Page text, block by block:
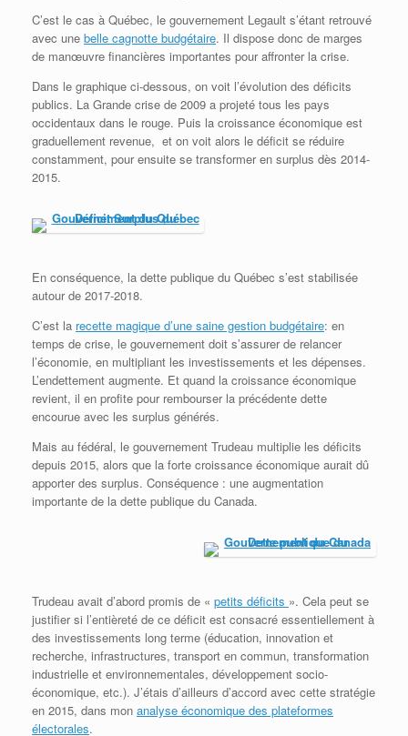
C’est le cas à Québec, le gouvernement Legault s’étant retrouvé
avec une belle cagnotte budgétaire. Il dispose donc de marges
de manœuvre financières importantes pour affronter la crise.
Dans le graphique ci-dessous, on voit l’évolution des déficits
publics. La Grande crise de 2009 a projeté tous les pays
occidentaux dans le rouge. Puis la croissance économique est
graduellement revenue, et on voit alors le déficit se réduire
constamment, pour ensuite se transformer en surplus dès 2014-
2015.
En conséquence, la dette publique du Québec s’est stabilisée
autour de 2017-2018.
C’est la recette magique d’une saine gestion budgétaire: en
temps de crise, le gouvernement doit s’assurer de relancer
l’économie, en multipliant les investissements et les dépenses.
L’endettement augmente. Et quand la croissance économique
revient, il en profite pour rembourser la précédente dette
encourue avec les surplus générés.
Mais au fédéral, le gouvernement Trudeau multiplie les déficits
depuis 2015, alors que la forte croissance économique aurait dû
apporter des surplus. Conséquence : une augmentation
importante de la dette publique du Canada.
Trudeau avait d’abord promis de « petits déficits ». Cela peut se
justifier si l’entièreté de ce déficit est consacré essentiellement à
des investissements long terme (éducation, innovation et
recherche, infrastructures, transport en commun, transformation
industrielle et environnementales, développement socio-
économique, etc.). J’étais d’ailleurs d’accord avec cette stratégie
en 2015, dans mon analyse économique des plateformes
électorales.